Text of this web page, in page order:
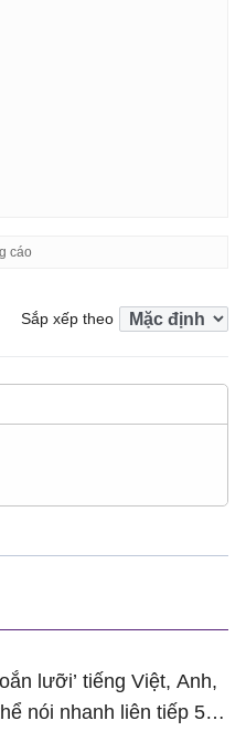
Sắp xếp theo
lưỡi’ tiếng Việt, Anh,
nói nhanh liên tiếp 5